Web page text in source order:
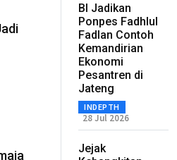
BI Jadikan
Ponpes Fadhlul
Fadlan Contoh
Kemandirian
Ekonomi
Pesantren di
Jateng
INDEPTH
28 Jul 2026
Jejak